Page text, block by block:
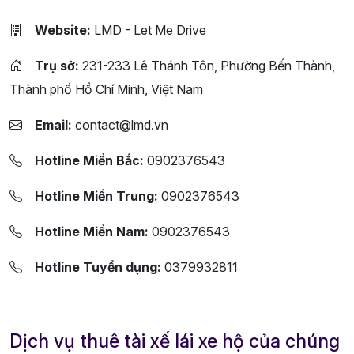
Website: LMD - Let Me Drive
Trụ sở: 231-233 Lê Thánh Tôn, Phường Bến Thành,
Thành phố Hồ Chí Minh, Việt Nam
Email: contact@lmd.vn
Hotline Miền Bắc: 0902376543
Hotline Miền Trung: 0902376543
Hotline Miền Nam: 0902376543
Hotline Tuyển dụng: 0379932811
Dịch vụ thuê tài xế lái xe hộ của chúng